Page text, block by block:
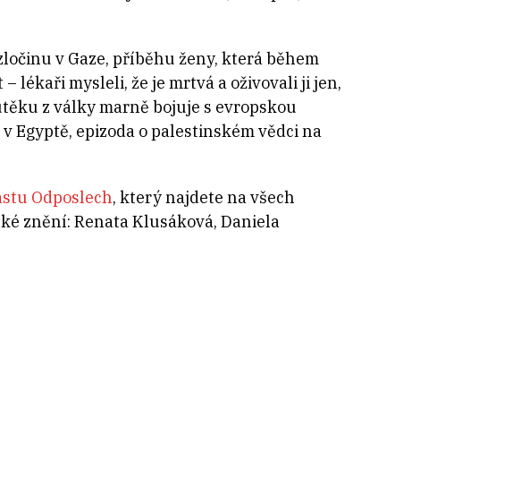
v Gaze, příběhu ženy, která během
lékaři mysleli, že je mrtvá a oživovali ji jen,
z války marně bojuje s evropskou
epizoda o palestinském vědci na
Odposlech, který najdete na všech
znění: Renata Klusáková, Daniela